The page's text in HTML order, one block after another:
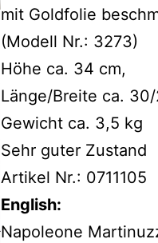
mit Goldfolie
(Modell Nr.: 3273)
Höhe ca. 34 cm,
Länge/Breite ca.
Gewicht ca. 3,5 kg
Sehr guter Zustand
Artikel Nr.: 0711105
English:
Napoleone